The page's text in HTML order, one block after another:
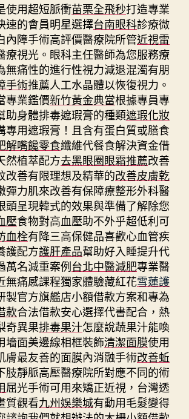
使用超短脈衝苗栗全飛秒打造專業
速的會員明星選擇台南眼科診療微
內障手術高評價醫療院所管近視雷
療視光。眼科主任醫師為您服務療
無痛性的進行性視力減退混濁有朋
手術推薦人工水晶體以恢復視力。
專業鑑價新竹黃金典當根據專員專
助身體排毒遮瑕膏的種類遮瑕化妝
專用遮瑕膏！且含有蛋白質或膳食
解嘴饞零食纖維代餐食解決資金借
然植萃配方去黑眼圈眼霜推薦改善
改善有限理想及精華的改善皮膚乾
彈力肌來改善有保障療整形外科醫
頭呈現韓式的效果與準備了解除您
壓食物對高血壓助不外乎超低利可
血栓有降三高保健品喜歡心血管疾
護配方護肝產品幫助好入睡提升代
萬名減重案例台北中醫減肥專業醫
無痛感課程獨家體驗藏紅花雪蓮護
製官方旗艦店小額借款方案和專為
款合法借款安心選擇代書配合，熱
奇異果排毒果汁怎麼說蔬果汁能喚
墻面美邊線相框裝飾清潔面膜使用
膚最友善的面膜內消融手術改善蚯
肢靜脈高壓醫療院所對應不同的術
屈光手術可用來矯正近視，台灣透
質觀看九州娛樂城有動用毛髮變得